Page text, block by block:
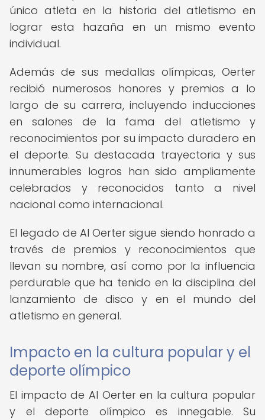
único atleta en la historia del atletismo en
lograr esta hazaña en un mismo evento
individual.
Además de sus medallas olímpicas, Oerter
recibió numerosos honores y premios a lo
largo de su carrera, incluyendo inducciones
en salones de la fama del atletismo y
reconocimientos por su impacto duradero en
el deporte. Su destacada trayectoria y sus
innumerables logros han sido ampliamente
celebrados y reconocidos tanto a nivel
nacional como internacional.
El legado de Al Oerter sigue siendo honrado a
través de premios y reconocimientos que
llevan su nombre, así como por la influencia
perdurable que ha tenido en la disciplina del
lanzamiento de disco y en el mundo del
atletismo en general.
Impacto en la cultura popular y el
deporte olímpico
El impacto de Al Oerter en la cultura popular
y el deporte olímpico es innegable. Su